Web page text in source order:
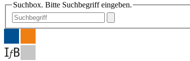
Suchbox. Bitte Suchbegriff eingeben.